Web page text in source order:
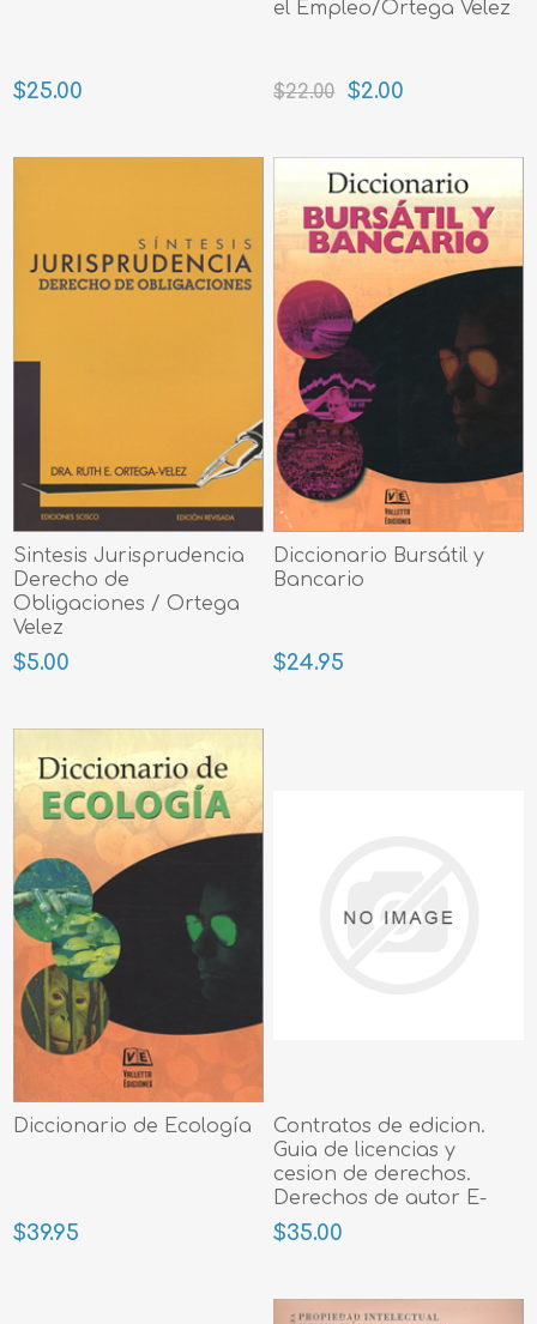
$25.00
el Empleo/Ortega Velez
$22.00 $2.00
Sintesis Jurisprudencia
Derecho de
Obligaciones / Ortega
Velez
$5.00
Diccionario Bursátil y
Bancario
$24.95
Diccionario de Ecología
$39.95
Contratos de edicion.
Guia de licencias y
cesion de derechos.
Derechos de autor E-
books
$35.00